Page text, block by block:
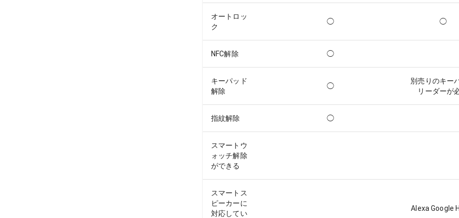
オートロッ
ク
◯ ◯
NFC解除 ◯
キーパッド
解除
◯
別売りのキー
リーダーが
指紋解除 ◯
スマートウ
ォッチ解除
ができる
スマートス
ピーカーに
対応してい
Alexa Google